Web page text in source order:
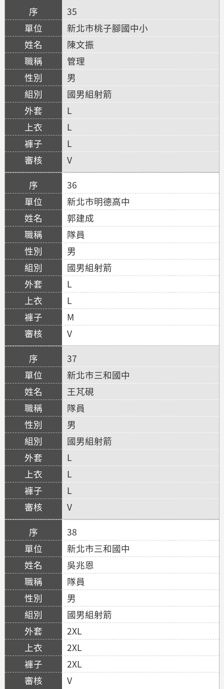
35
新北市桃子腳國中小
陳文振
管理
男
國男組射箭
L
L
L
V
36
新北市明德高中
郭建成
隊員
男
國男組射箭
L
L
M
V
37
新北市三和國中
王芃硯
隊員
男
國男組射箭
L
L
L
V
38
新北市三和國中
吳兆恩
隊員
男
國男組射箭
2XL
2XL
2XL
V